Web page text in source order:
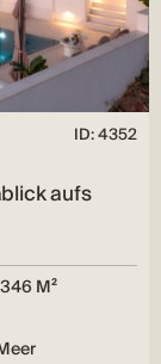
ID: 4352
aufs
M²